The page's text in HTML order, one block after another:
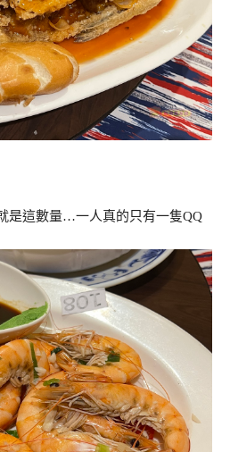
是這數量…一人真的只有一隻QQ